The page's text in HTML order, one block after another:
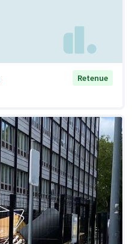
Retenue